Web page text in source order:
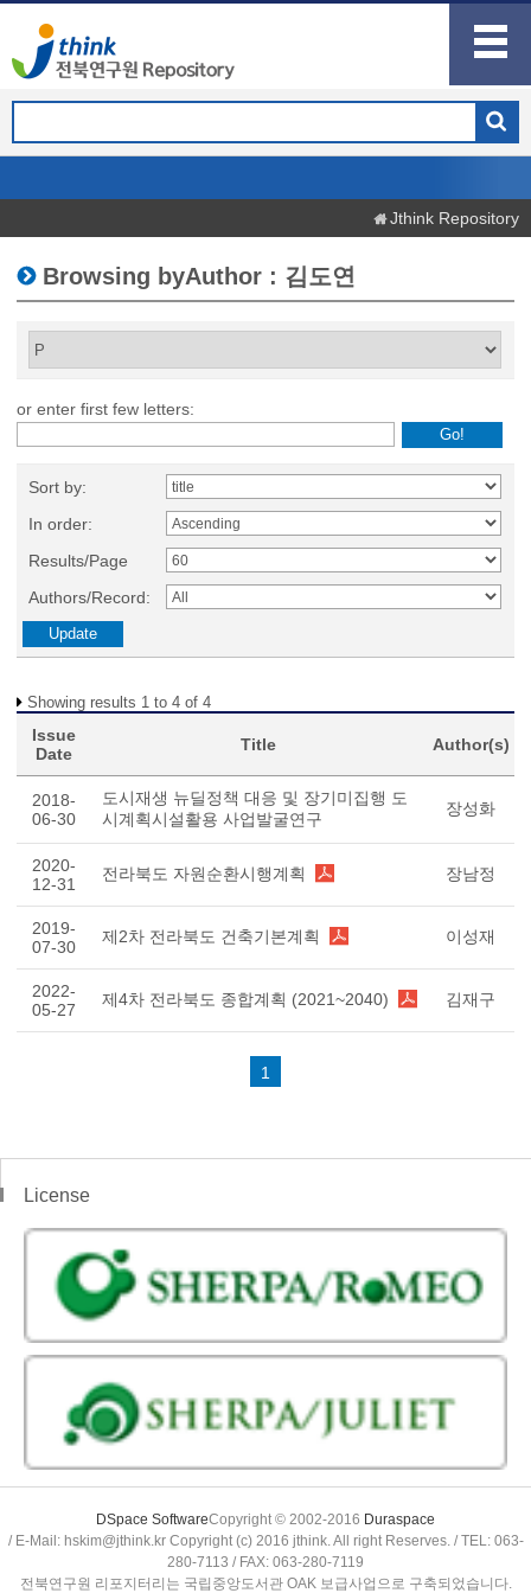
Jthink Repository
Browsing byAuthor : 김도연
or enter first few letters:
Sort by:
In order:
Results/Page
Authors/Record:
Showing results 1 to 4 of 4
Issue
Date
Title Author(s)
2018-
06-30
도시재생 뉴딜정책 대응 및 장기미집행 도
시계획시설활용 사업발굴연구
장성화
2020-
12-31
전라북도 자원순환시행계획 장남정
2019-
07-30
제2차 전라북도 건축기본계획 이성재
2022-
05-27
제4차 전라북도 종합계획 (2021~2040) 김재구
1
License
DSpace SoftwareCopyright © 2002-2016 Duraspace
/ E-Mail: hskim@jthink.kr Copyright (c) 2016 jthink. All right Reserves. / TEL: 063-
280-7113 / FAX: 063-280-7119
전북연구원 리포지터리는 국립중앙도서관 OAK 보급사업으로 구축되었습니다.